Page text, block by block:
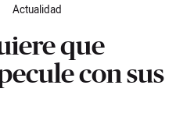
Actualidad
que
con sus